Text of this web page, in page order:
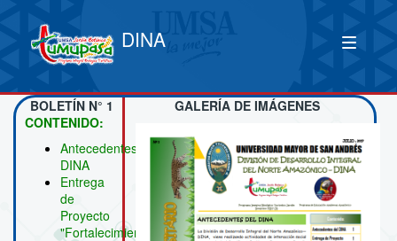
DINA
BOLETÍN N° 1
CONTENIDO:
Antecedentes
DINA
Entrega
de
Proyecto
"Fortalecimiento
GALERÍA DE IMÁGENES